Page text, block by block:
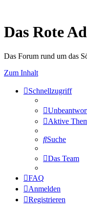
Das Rote
Das Forum rund um das
Zum Inhalt
Schnellzugriff
Aktive
Suche
Das Team
FAQ
Anmelden
Registrieren